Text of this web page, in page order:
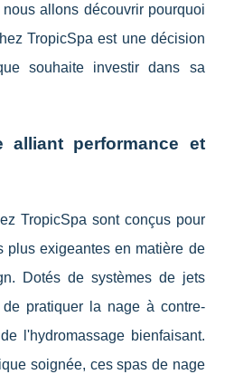
allons découvrir pourquoi
TropicSpa est une décision
souhaite investir dans sa
alliant performance et
TropicSpa sont conçus pour
plus exigeantes en matière de
Dotés de systèmes de jets
de pratiquer la nage à contre-
l'hydromassage bienfaisant.
soignée, ces spas de nage